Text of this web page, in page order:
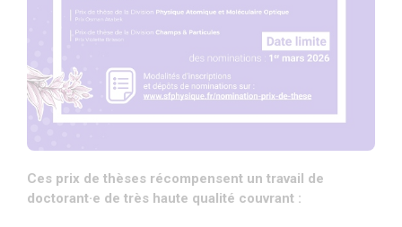
Ces prix de thèses récompensent un travail de
doctorant·e de très haute qualité couvrant :